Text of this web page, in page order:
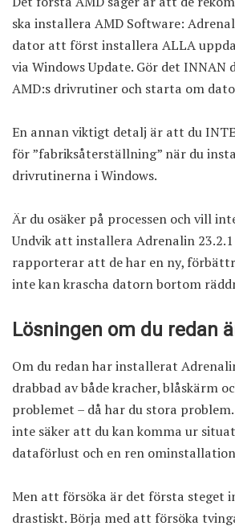
ska installera AMD Software:
dator att först installera ALLA
via Windows Update. Gör det INNAN
AMD:s drivrutiner och starta om
En annan viktigt detalj är att du
för ”fabriksåterställning” när du
drivrutinerna i Windows.
Är du osäker på processen och vill
Undvik att installera Adrenalin
rapporterar att de har en ny,
inte kan krascha datorn bortom
Lösningen om du redan
Om du redan har installerat
drabbad av både kracher, blåskärm
problemet – då har du stora
inte säker att du kan komma ur
dataförlust och en ren
Men att försöka är det första steget
drastiskt. Börja med att försöka